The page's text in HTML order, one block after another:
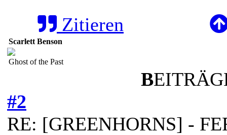
Zitieren
Scarlett Benson
Ghost of the Past
B
#2
RE: [GREENHORNS] -